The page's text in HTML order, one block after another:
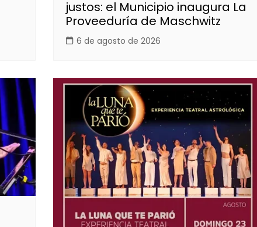
justos: el Municipio inaugura La
Proveeduría de Maschwitz
6 de agosto de 2026